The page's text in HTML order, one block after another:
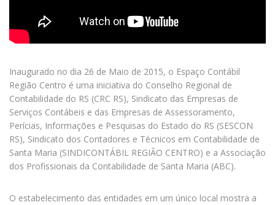
Inaugurado no dia 26 de Maio de 2015, o Espaço Contábil
Região Centro é uma iniciativa do Conselho Regional de
Contabilidade do RS (CRC RS), Sindicato das Empresas de
Serviços Contábeis e das Empresas de Assessoramento,
Perícias, Informações e Pesquisas do Estado do RS (SESCON
RS), Sindicato dos Contadores e Técnicos em Contabilidade de
Santa Maria (SINDICONTÁBIL REGIÃO CENTRO) e a Associação
dos Profissionais da Contabilidade de Santa Maria (ABC).
O estabelecimento das entidades em um único local mostra a